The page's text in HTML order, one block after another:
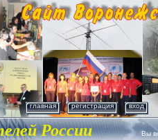
главная регистрация вход
России Вы